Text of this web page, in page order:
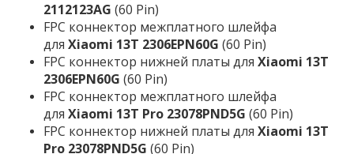
2112123AG (60 Pin)
FPC коннектор межплатного шлейфа
для Xiaomi 13T 2306EPN60G (60 Pin)
FPC коннектор нижней платы для Xiaomi 13T
2306EPN60G (60 Pin)
FPC коннектор межплатного шлейфа
для Xiaomi 13T Pro 23078PND5G (60 Pin)
FPC коннектор нижней платы для Xiaomi 13T
Pro 23078PND5G (60 Pin)